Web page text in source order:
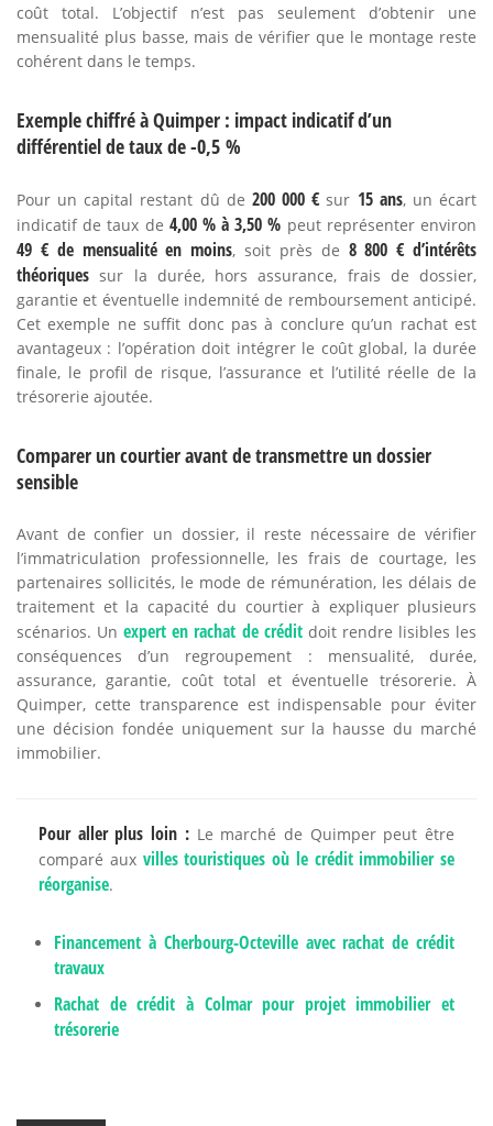
coût total. L’objectif n’est pas seulement d’obtenir une
mensualité plus basse, mais de vérifier que le montage reste
cohérent dans le temps.
Exemple chiffré à Quimper : impact indicatif d’un
différentiel de taux de -0,5 %
Pour un capital restant dû de 200 000 € sur 15 ans, un écart
indicatif de taux de 4,00 % à 3,50 % peut représenter environ
49 € de mensualité en moins, soit près de 8 800 € d’intérêts
théoriques sur la durée, hors assurance, frais de dossier,
garantie et éventuelle indemnité de remboursement anticipé.
Cet exemple ne suffit donc pas à conclure qu’un rachat est
avantageux : l’opération doit intégrer le coût global, la durée
finale, le profil de risque, l’assurance et l’utilité réelle de la
trésorerie ajoutée.
Comparer un courtier avant de transmettre un dossier
sensible
Avant de confier un dossier, il reste nécessaire de vérifier
l’immatriculation professionnelle, les frais de courtage, les
partenaires sollicités, le mode de rémunération, les délais de
traitement et la capacité du courtier à expliquer plusieurs
scénarios. Unexpert en rachat de créditdoit rendre lisibles les
conséquences d’un regroupement : mensualité, durée,
assurance, garantie, coût total et éventuelle trésorerie. À
Quimper, cette transparence est indispensable pour éviter
une décision fondée uniquement sur la hausse du marché
immobilier.
Pour aller plus loin :Le marché de Quimper peut être
comparé aux villes touristiques où le crédit immobilier se
réorganise.
Financement à Cherbourg-Octeville avec rachat de crédit
travaux
Rachat de crédit à Colmar pour projet immobilier et
trésorerie